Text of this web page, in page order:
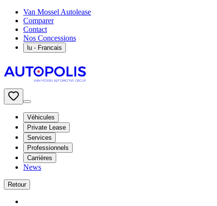
Van Mossel Autolease
Comparer
Contact
Nos Concessions
lu - Francais
Véhicules
Private Lease
Services
Professionnels
Carrières
News
Retour